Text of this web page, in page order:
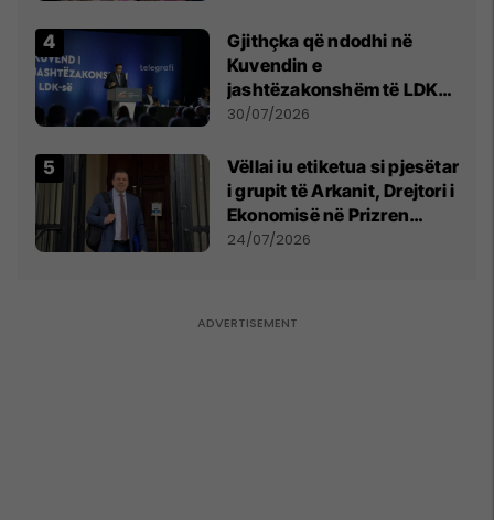
Gjithçka që ndodhi në
Kuvendin e
jashtëzakonshëm të LDK-
së
30/07/2026
Vëllai iu etiketua si pjesëtar
i grupit të Arkanit, Drejtori i
Ekonomisë në Prizren
mohon pretendimet
24/07/2026